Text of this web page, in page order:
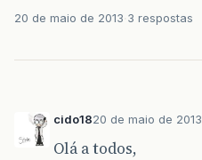
20 de maio de 2013 3 respostas
cido1820 de maio de 2013
Olá a todos,